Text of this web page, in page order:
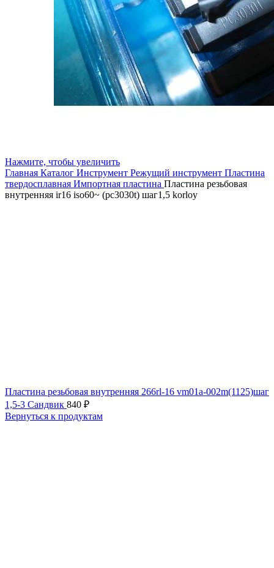
Нажмите, чтобы увеличить
Главная Каталог Инструмент Режущий инструмент Пластина
твердосплавная Импортная пластина Пластина резьбовая
внутренняя ir16 iso60~ (pc3030t) шаг1,5 korloy
Пластина резьбовая внутренняя 266rl-16 vm01a-002m(1125)шаг
1,5-3 Сандвик 840 ₽
Вернуться к продуктам